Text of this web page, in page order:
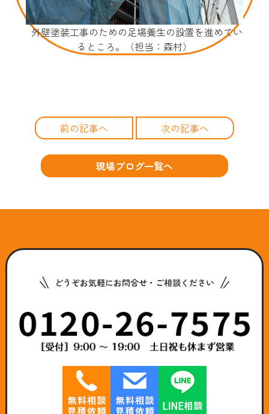
外壁塗装工事のための足場養生の設置を進めてい
るところ。（担当：森村）
前の記事へ 次の記事へ
現場ブログ一覧へ
どうぞお気軽にお問合せ・ご相談ください